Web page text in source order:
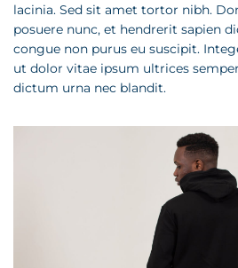
lacinia. Sed sit amet tortor nibh.
posuere nunc, et hendrerit sapien
congue non purus eu suscipit.
ut dolor vitae ipsum ultrices
dictum urna nec blandit.